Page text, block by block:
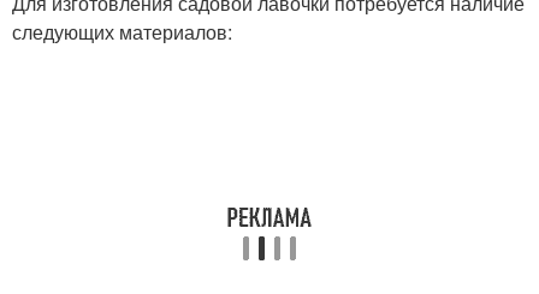
следующих материалов: